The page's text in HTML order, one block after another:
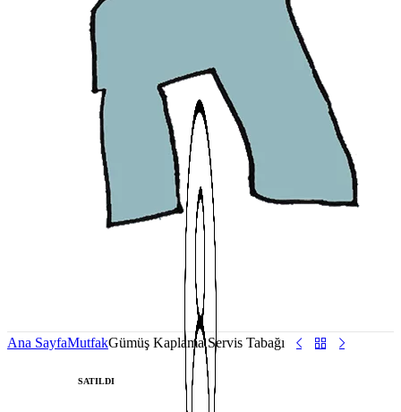
Ana SayfaMutfakGümüş Kaplama Servis Tabağı
SATILDI